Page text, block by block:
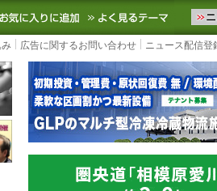
最新の物流ニュースをお届けしま
お気に入りに追加 よく
広告に関するお問い合わせ ニュース配信登